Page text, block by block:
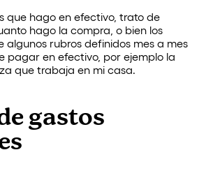
que hago en efectivo, trato de
hago la compra, o bien los
algunos rubros definidos mes a mes
pagar en efectivo, por ejemplo la
que trabaja en mi casa.
gastos